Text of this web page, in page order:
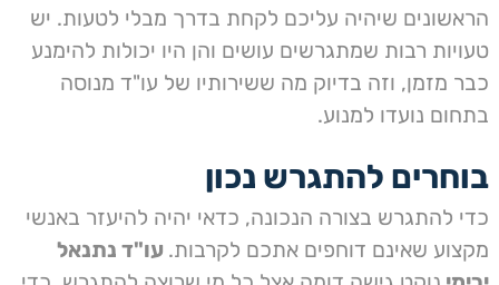
הראשונים שיהיה עליכם לקחת בדרך מבלי לטעות. יש
טעויות רבות שמתגרשים עושים והן היו יכולות להימנע
כבר מזמן, וזה בדיוק מה ששירותיו של עו"ד מנוסה
בתחום נועדו למנוע.
בוחרים להתגרש נכון
כדי להתגרש בצורה הנכונה, כדאי יהיה להיעזר באנשי
מקצוע שאינם דוחפים אתכם לקרבות. עו"ד נתנאל